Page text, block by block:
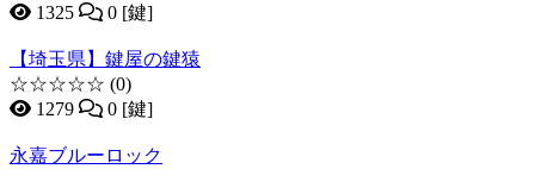
1325
0 [鍵]
【埼玉県】鍵屋の鍵猿
☆☆☆☆☆ (0)
1279
0 [鍵]
永嘉ブルーロック